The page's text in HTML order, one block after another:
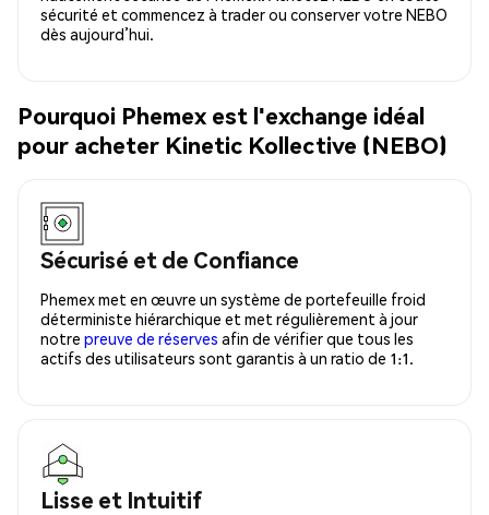
sécurité et commencez à trader ou conserver votre NEBO
dès aujourd’hui.
Pourquoi Phemex est l'exchange idéal
pour acheter Kinetic Kollective (NEBO)
Sécurisé et de Confiance
Phemex met en œuvre un système de portefeuille froid
déterministe hiérarchique et met régulièrement à jour
notre preuve de réserves afin de vérifier que tous les
actifs des utilisateurs sont garantis à un ratio de 1:1.
Lisse et Intuitif